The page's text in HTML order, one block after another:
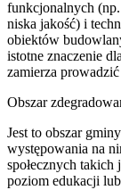
funkcjonalnych
niska jakość) i
obiektów
istotne znaczenie
zamierza
Obszar
Jest to obszar
występowania na
społecznych takich
poziom edukacji